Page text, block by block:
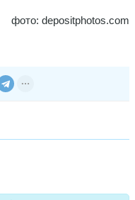
фото: depositphotos.com